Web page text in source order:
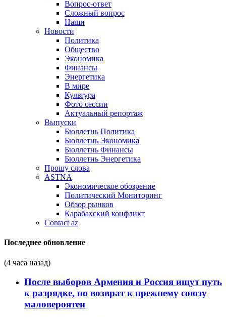
Вопрос-ответ
Сложный вопрос
Наши
Новости
Политика
Общество
Экономика
Финансы
Энергетика
В мире
Культура
Фото сессии
Актуальный репортаж
Выпуски
Бюллетнь Политика
Бюллетнь Экономика
Бюллетнь Финансы
Бюллетнь Энергетика
Прошу слова
ASTNA
Экономическое обозрение
Политический Мониторинг
Обзор рынков
Карабахский конфликт
Contact az
Последнее обновление
(4 часа назад)
После выборов Армения и Россия ищут путь
к разрядке, но возврат к прежнему союзу
маловероятен